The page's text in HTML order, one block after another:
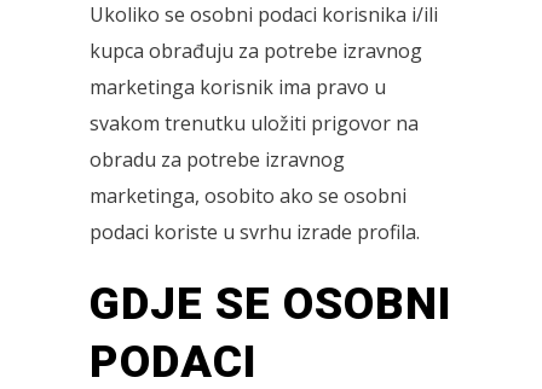
Ukoliko se osobni podaci korisnika i/ili
kupca obrađuju za potrebe izravnog
marketinga korisnik ima pravo u
svakom trenutku uložiti prigovor na
obradu za potrebe izravnog
marketinga, osobito ako se osobni
podaci koriste u svrhu izrade profila.
GDJE SE OSOBNI
PODACI